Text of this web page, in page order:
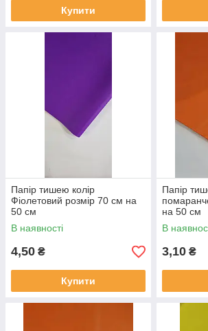
Купити
Папір тишею колір
Фіолетовий розмір 70 см на
50 см
В наявності
4,50 ₴
Купити
Папір
на 50 см
В
3,10 ₴